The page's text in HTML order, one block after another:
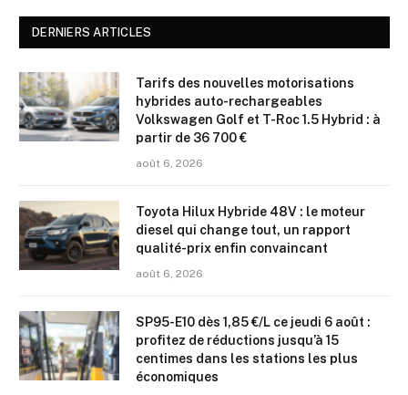
DERNIERS ARTICLES
Tarifs des nouvelles motorisations
hybrides auto-rechargeables
Volkswagen Golf et T-Roc 1.5 Hybrid : à
partir de 36 700 €
août 6, 2026
Toyota Hilux Hybride 48V : le moteur
diesel qui change tout, un rapport
qualité-prix enfin convaincant
août 6, 2026
SP95-E10 dès 1,85 €/L ce jeudi 6 août :
profitez de réductions jusqu’à 15
centimes dans les stations les plus
économiques